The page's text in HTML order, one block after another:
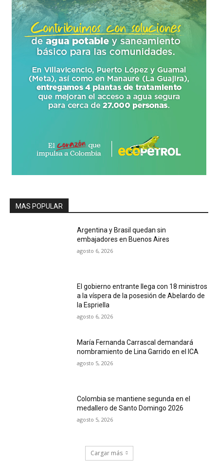
MAS POPULAR
Argentina y Brasil quedan sin
embajadores en Buenos Aires
agosto 6, 2026
El gobierno entrante llega con 18 ministros
a la víspera de la posesión de Abelardo de
la Espriella
agosto 6, 2026
María Fernanda Carrascal demandará
nombramiento de Lina Garrido en el ICA
agosto 5, 2026
Colombia se mantiene segunda en el
medallero de Santo Domingo 2026
agosto 5, 2026
Cargar más